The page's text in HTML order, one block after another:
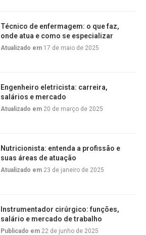
Técnico de enfermagem: o que faz,
onde atua e como se especializar
Atualizado em 17 de maio de 2025
Engenheiro eletricista: carreira,
salários e mercado
Atualizado em 20 de março de 2025
Nutricionista: entenda a profissão e
suas áreas de atuação
Atualizado em 23 de janeiro de 2025
Instrumentador cirúrgico: funções,
salário e mercado de trabalho
Publicado em 22 de junho de 2025